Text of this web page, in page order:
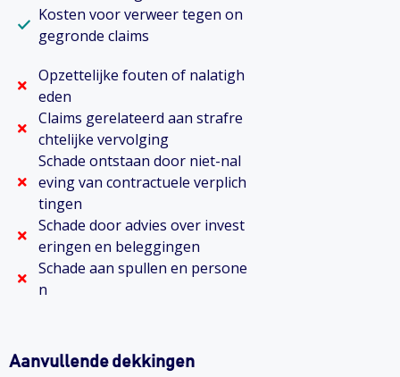
Kosten voor verweer tegen on
gegronde claims
Opzettelijke fouten of nalatigh
eden
Claims gerelateerd aan strafre
chtelijke vervolging
Schade ontstaan door niet-nal
eving van contractuele verplich
tingen
Schade door advies over invest
eringen en beleggingen
Schade aan spullen en persone
n
Aanvullende dekkingen